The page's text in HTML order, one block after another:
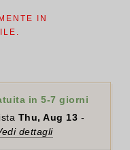
IN
in 5-7 giorni
Thu, Aug 13 -
dettagli